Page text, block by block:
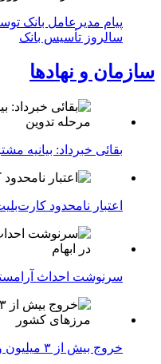
سالروز تأسیس بانک
سازمان و نهادها
بقائی خبرداد: بیانیه
اعتبار نامحدود
سرنوشت احداث
خروج بیش از ۳ میلیون و ۳۵۲ هزار زائر از مرزهای کشور